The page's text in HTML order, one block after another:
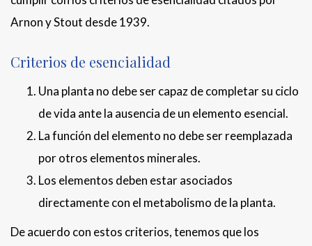
Arnon y Stout desde 1939.
Criterios de esencialidad
Una planta no debe ser capaz de completar su ciclo
de vida ante la ausencia de un elemento esencial.
La función del elemento no debe ser reemplazada
por otros elementos minerales.
Los elementos deben estar asociados
directamente con el metabolismo de la planta.
De acuerdo con estos criterios, tenemos que los